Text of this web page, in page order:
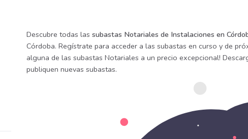
Descubre todas las subastas Notariales de Instalaciones en
Córdoba. Regístrate para acceder a las subastas en curso y de
alguna de las subastas Notariales a un precio excepcional!
publiquen nuevas subastas.